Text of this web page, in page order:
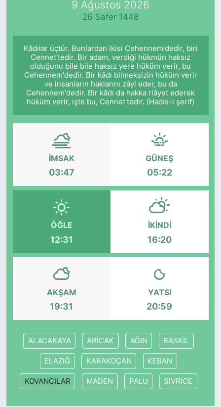
9 Ağustos 2026
26 Safer 1448
Kâdılar üçtür. Bunlardan ikisi Cehennem'dedir, biri
Cennet'tedir. Bir adam, verdiği hükmün haksız
olduğunu bile bile haksız yere hüküm verir, bu
Cehennem'dedir. Bir kâdı bilmeksizin hüküm verir
ve insanların haklarını zâyi eder, bu da
Cehennem'dedir. Bir kâdı da hakka riâyet ederek
hüküm verir, işte bu, Cennet'tedir. (Hadis-i şerif)
İMSAK
03:47
GÜNEŞ
05:22
ÖĞLE
12:31
İKINDI
16:20
AKŞAM
19:31
YATSI
20:59
ALACAKAYA ARICAK AĞIN BASKİL
ELAZIĞ KARAKOÇAN KEBAN
KOVANCILAR MADEN PALU SİVRİCE
KÖŞE YAZILARI
KÖŞE YAZILARI (Arşiv)
KÜLTÜR SANAT
MAGAZİN
SAĞLIK
SARIYER HABERLERİ
SEKTÖR
SİYASET
SON DAKİKA HABERİ
SPOR
TEKNOLOJİ
TÜRKİYE VE DÜNYA GÜNDEMİ
VİDEO GALERİ